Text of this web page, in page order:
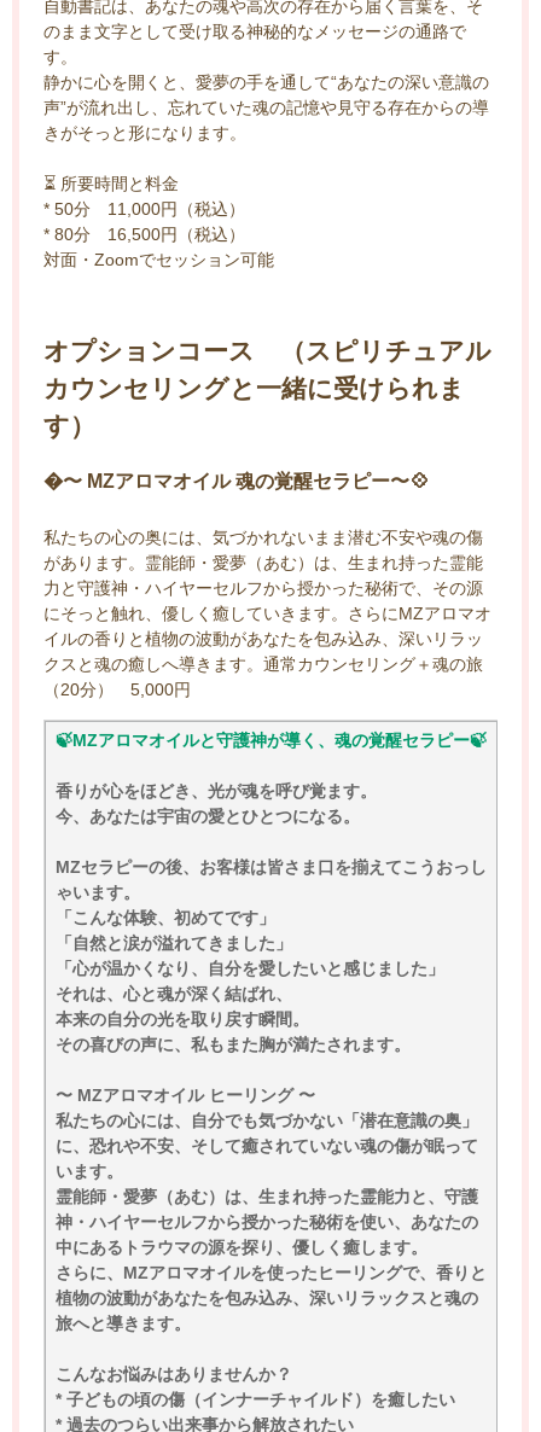
自動書記は、あなたの魂や高次の存在から届く言葉を、そ
のまま文字として受け取る神秘的なメッセージの通路で
す。
静かに心を開くと、愛夢の手を通して“あなたの深い意識の
声”が流れ出し、忘れていた魂の記憶や見守る存在からの導
きがそっと形になります。
⏳ 所要時間と料金
* 50分 11,000円（税込）
* 80分 16,500円（税込）
対面・Zoomでセッション可能
オプションコース （スピリチュアル
カウンセリングと一緒に受けられま
す）
�〜 MZアロマオイル 魂の覚醒セラピー〜💠
私たちの心の奥には、気づかれないまま潜む不安や魂の傷
があります。霊能師・愛夢（あむ）は、生まれ持った霊能
力と守護神・ハイヤーセルフから授かった秘術で、その源
にそっと触れ、優しく癒していきます。さらにMZアロマオ
イルの香りと植物の波動があなたを包み込み、深いリラッ
クスと魂の癒しへ導きます。通常カウンセリング＋魂の旅
（20分） 5,000円
🍃MZアロマオイルと守護神が導く、魂の覚醒セラピー🍃
香りが心をほどき、光が魂を呼び覚ます。
今、あなたは宇宙の愛とひとつになる。
MZセラピーの後、お客様は皆さま口を揃えてこうおっし
ゃいます。
「こんな体験、初めてです」
「自然と涙が溢れてきました」
「心が温かくなり、自分を愛したいと感じました」
それは、心と魂が深く結ばれ、
本来の自分の光を取り戻す瞬間。
その喜びの声に、私もまた胸が満たされます。
〜 MZアロマオイル ヒーリング 〜
私たちの心には、自分でも気づかない「潜在意識の奥」
に、恐れや不安、そして癒されていない魂の傷が眠って
います。
霊能師・愛夢（あむ）は、生まれ持った霊能力と、守護
神・ハイヤーセルフから授かった秘術を使い、あなたの
中にあるトラウマの源を探り、優しく癒します。
さらに、MZアロマオイルを使ったヒーリングで、香りと
植物の波動があなたを包み込み、深いリラックスと魂の
旅へと導きます。
こんなお悩みはありませんか？
* 子どもの頃の傷（インナーチャイルド）を癒したい
* 過去のつらい出来事から解放されたい